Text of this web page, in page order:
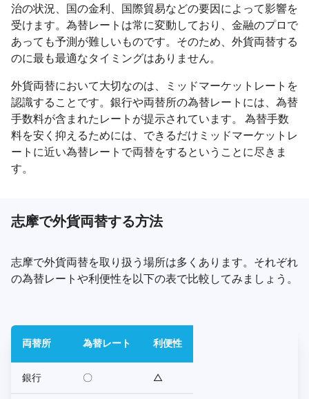
治の状況、国の金利、国際貿易などの要因によって影響を
受けます。為替レートは常に変動しており、金融のプロで
あっても予測が難しいものです。そのため、外貨両替する
のに最も最適なタイミングはありません。
外貨両替において大切なのは、ミッドマーケットレートを
認識することです。銀行や両替所の為替レートには、為替
手数料が含まれたレートが提示されています。 為替手数
料を安く抑えるためには、できるだけミッドマーケットレ
ートに近い為替レートで両替をするということに尽きま
す。
志摩で外貨両替する方法
志摩で外貨両替を取り扱う場所は多くあります。それぞれ
の為替レートや利便性を以下の表で比較してみましょう。
両替所 為替レート 利便性
銀行 〇 △